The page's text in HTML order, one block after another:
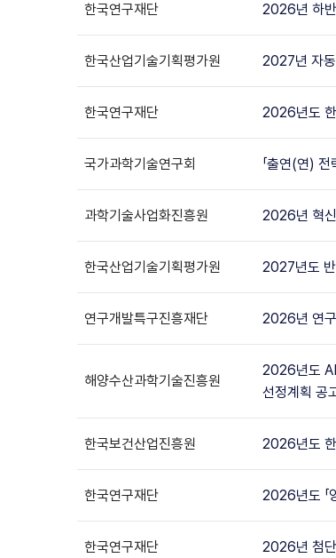
한국연구재단 2026년 하
한국산업기술기획평가원 2027년 자
한국연구재단 2026년도
국가과학기술연구회 「출연(연)
과학기술사업화진흥원 2026년 혁신
한국산업기술기획평가원 2027년도
연구개발특구진흥재단 2026년 연구
해양수산과학기술진흥원
2026년도 AI
선정계획 공
한국보건산업진흥원 2026년도
한국연구재단 2026년도 「
한국연구재단 2026년 첨